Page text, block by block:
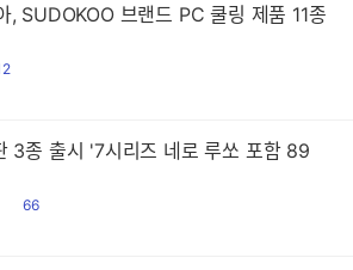
, SUDOKOO 브랜드 PC 쿨링 제품 11종
3종 출시 '7시리즈 네로 루쏘 포함 89
읽
66